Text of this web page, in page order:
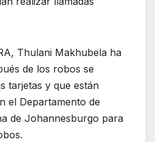
Thulani Makhubela ha
de los robos se
tarjetas y que están
el Departamento de
de Johannesburgo para